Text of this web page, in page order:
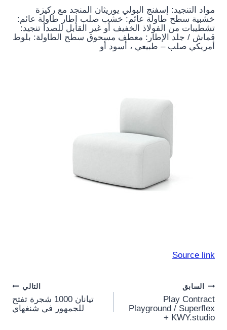
مواد التنجيد: إسفنج البولي يوريثان المنجد مع ركيزة
خشبية سطح طاولة عائم: خشب صلب إطار طاولة عائم:
تشطيبات من الفولاذ الخفيف أو غير القابل للصدأ تنجيد:
قماش / جلد الإطار: معطف مسحوق سطح الطاولة: بلوط
أمريكي صلب – طبيعي ، أسود أو
Source link
Post
navigation
السابق
Play Contract
Playground / Superflex
+ KWY.studio
التالي
تيانان 1000 شجرة تفتح
للجمهور في شنغهاي